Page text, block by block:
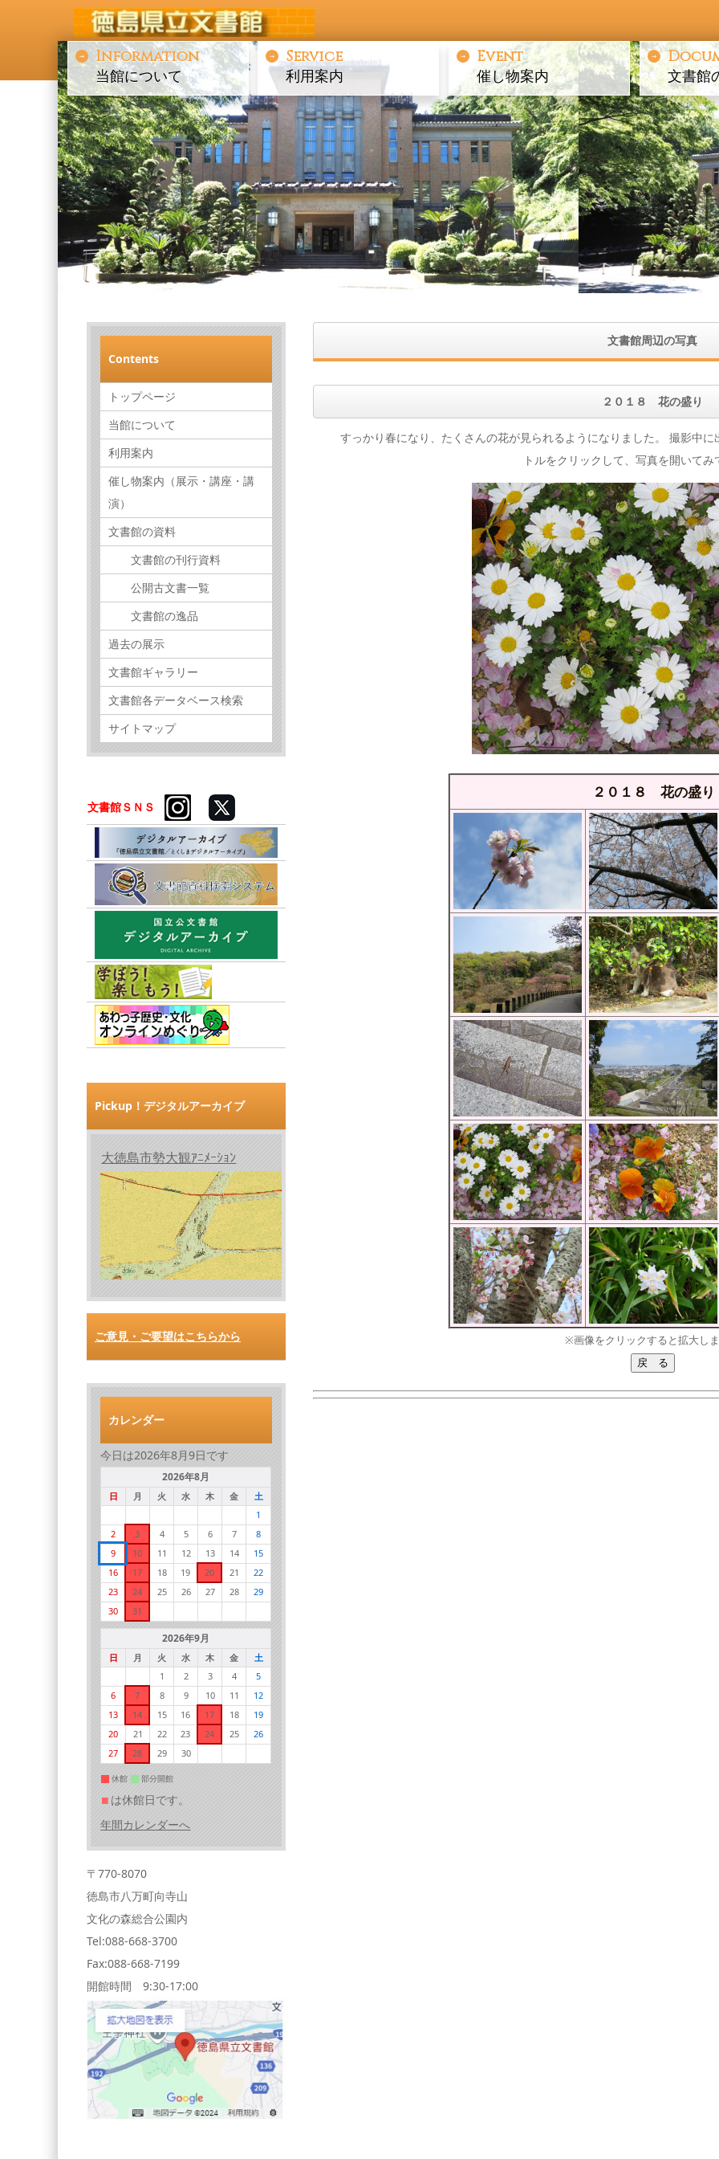
Information
当館について
Service
利用案内
Event
催し物案内 文書館
文書館周辺の写真
２０１８ 花の盛り
すっかり春になり、たくさんの花が見られるようになりました。 撮影中
トルをクリックして、写真を開いて
２０１８ 花の盛り
※画像をクリックすると拡大し
Contents
トップページ
当館について
利用案内
催し物案内（展示・講座・講
演）
文書館の資料
文書館の刊行資料
公開古文書一覧
文書館の逸品
過去の展示
文書館ギャラリー
文書館各データベース検索
サイトマップ
文書館ＳＮＳ
Pickup！デジタルアーカイブ
大徳島市勢大観ｱﾆﾒｰｼｮﾝ
ご意見・ご要望はこちらから
カレンダー
今日は2026年8月9日です
2026年8月
日 月 火 水 木 金
土
1
2
3 4 5 6 7
8
9
10 11 12 13 14
15
16
17 18 19 20 21
22
23
24 25 26 27 28
29
30
31
2026年9月
日 月 火 水 木 金
土
1
2 3 4
5
6
7 8 9 10 11
12
13
14 15 16 17 18
19
20
21 22 23 24 25
26
27
28 29 30
休館 部分開館
■ は休館日です。
年間カレンダーへ
〒770-8070
徳島市八万町向寺山
文化の森総合公園内
Tel:088-668-3700
Fax:088-668-7199
開館時間 9:30-17:00